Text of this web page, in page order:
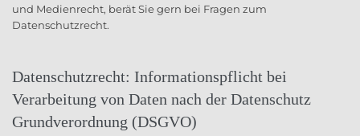
und Medienrecht, berät Sie gern bei Fragen zum
Datenschutzrecht.
Datenschutzrecht: Informationspflicht bei
Verarbeitung von Daten nach der Datenschutz
Grundverordnung (DSGVO)